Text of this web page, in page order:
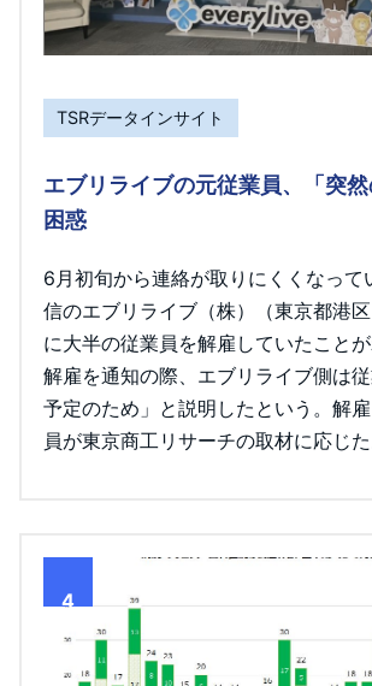
TSRデータインサイト
エブリライブの元従業員、「突
困惑
6月初旬から連絡が取りにくくなって
信のエブリライブ（株）（東京都港
に大半の従業員を解雇していたこと
解雇を通知の際、エブリライブ側は
予定のため」と説明したという。解
員が東京商工リサーチの取材に応じた
4